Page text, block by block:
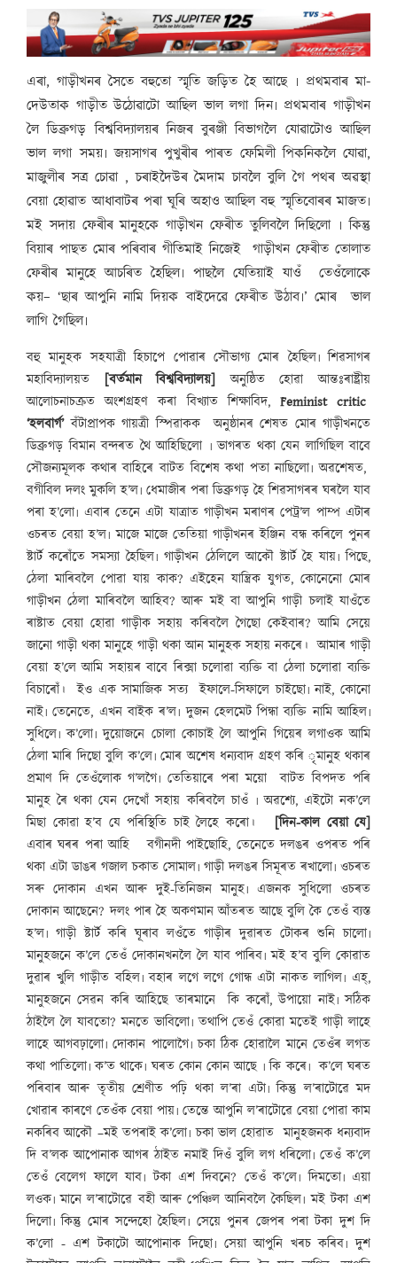
এৰা, গাড়ীখনৰ সৈতে বহুতো স্মৃতি জড়িত হৈ আছে ৷ প্ৰথমবাৰ মা-
দেউতাক গাড়ীত উঠোৱাটো আছিল ভাল লগা দিন৷ প্ৰথমবাৰ গাড়ীখন
লৈ ডিব্ৰুগড় বিশ্ববিদ্যালয়ৰ নিজৰ বুৰঞ্জী বিভাগলৈ যোৱাটোও আছিল
ভাল লগা সময়৷ জয়সাগৰ পুখুৰীৰ পাৰত ফেমিলী পিকনিকলৈ যোৱা,
মাজুলীৰ সত্ৰ চোৱা , চৰাইদৈউৰ মৈদাম চাবলৈ বুলি গৈ পথৰ অৱস্থা
বেয়া হোৱাত আধাবাটৰ পৰা ঘূৰি অহাও আছিল বহু স্মৃতিবোৰৰ মাজত৷
মই সদায় ফেৰীৰ মানুহকে গাড়ীখন ফেৰীত তুলিবলৈ দিছিলো ৷ কিন্তু
বিয়াৰ পাছত মোৰ পৰিবাৰ গীতিমাই নিজেই গাড়ীখন ফেৰীত তোলাত
ফেৰীৰ মানুহে আচৰিত হৈছিল৷ পাছলৈ যেতিয়াই যাওঁ তেওঁলোকে
কয়– ‘ছাৰ আপুনি নামি দিয়ক বাইদেৱে ফেৰীত উঠাব৷’ মোৰ ভাল
লাগি গৈছিল৷
বহু মানুহক সহযাত্ৰী হিচাপে পোৱাৰ সৌভাগ্য মোৰ হৈছিল৷ শিৱসাগৰ
মহাবিদ্যালয়ত
[বৰ্তমান বিশ্ববিদ্যালয়]
অনুষ্ঠিত হোৱা আন্তঃৰাষ্ট্ৰীয়
আলোচনাচক্ৰত অংশগ্ৰহণ কৰা বিখ্যাত শিক্ষাবিদ, Feminist critic
‘হলবাৰ্গ’বঁটাপ্ৰাপক গায়ত্ৰী স্পিৱাকক অনুষ্ঠানৰ শেষত মোৰ গাড়ীখনতে
ডিব্ৰুগড় বিমান বন্দৰত থৈ আহিছিলো ৷ ভাগৰত থকা যেন লাগিছিল বাবে
সৌজন্যমূলক কথাৰ বাহিৰে বাটত বিশেষ কথা পতা নাছিলো৷ অৱশেষত,
বগীবিল দলং মুকলি হ’ল৷ ধেমাজীৰ পৰা ডিব্ৰুগড় হৈ শিৱসাগৰৰ ঘৰলৈ যাব
পৰা হ’লো৷ এবাৰ তেনে এটা যাত্ৰাত গাড়ীখন মৰাণৰ পেট্ৰ’ল পাম্প এটাৰ
ওচৰত বেয়া হ’ল৷ মাজে মাজে তেতিয়া গাড়ীখনৰ ইঞ্জিন বন্ধ কৰিলে পুনৰ
ষ্টাৰ্ট কৰোঁতে সমস্যা হৈছিল৷ গাড়ীখন ঠেলিলে আকৌ ষ্টাৰ্ট হৈ যায়৷ পিছে,
ঠেলা মাৰিবলৈ পোৱা যায় কাক? এইহেন যান্ত্ৰিক যুগত, কোনেনো মোৰ
গাড়ীখন ঠেলা মাৰিবলৈ আহিব? আৰু মই বা আপুনি গাড়ী চলাই যাওঁতে
ৰাষ্টাত বেয়া হোৱা গাড়ীক সহায় কৰিবলৈ গৈছো কেইবাৰ? আমি সেয়ে
জানো গাড়ী থকা মানুহে গাড়ী থকা আন মানুহক সহায় নকৰে। আমাৰ গাড়ী
বেয়া হ’লে আমি সহায়ৰ বাবে ৰিক্সা চলোৱা ব্যক্তি বা ঠেলা চলোৱা ব্যক্তি
বিচাৰোঁ। ইও এক সামাজিক সত্য ইফালে-সিফালে চাইছো৷ নাই, কোনো
নাই৷ তেনেতে, এখন বাইক ৰ’ল৷ দুজন হেলমেট পিন্ধা ব্যক্তি নামি আহিল৷
সুধিলে৷ ক’লো৷ দুয়োজনে চোলা কোচাই লৈ আপুনি গিয়েৰ লগাওক আমি
ঠেলা মাৰি দিছো বুলি ক’লে৷ মোৰ অশেষ ধন্যবাদ গ্ৰহণ কৰি ৃমানুহ থকাৰ
প্ৰমাণ দি তেওঁলোক গ’লগৈ৷ তেতিয়াৰে পৰা ময়ো বাটত বিপদত পৰি
মানুহ ৰৈ থকা যেন দেখোঁ সহায় কৰিবলৈ চাওঁ ৷ অৱশ্যে, এইটো নক’লে
মিছা কোৱা হ’ব যে পৰিস্থিতি চাই লৈহে কৰো। [দিন-কাল বেয়া যে]
এবাৰ ঘৰৰ পৰা আহি বগীনদী পাইছোহি, তেনেতে দলঙৰ ওপৰত পৰি
থকা এটা ডাঙৰ গজাল চকাত সোমাল৷ গাড়ী দলঙৰ সিমূৰত ৰখালো৷ ওচৰত
সৰু দোকান এখন আৰু দুই-তিনিজন মানুহ৷ এজনক সুধিলো ওচৰত
দোকান আছেনে? দলং পাৰ হৈ অকণমান আঁতৰত আছে বুলি কৈ তেওঁ ব্যস্ত
হ’ল৷ গাড়ী ষ্টাৰ্ট কৰি ঘূৰাব লওঁতে গাড়ীৰ দুৱাৰত টোকৰ শুনি চালো৷
মানুহজনে ক’লে তেওঁ দোকানখনলৈ লৈ যাব পাৰিব৷ মই হ’ব বুলি কোৱাত
দুৱাৰ খুলি গাড়ীত বহিল৷ বহাৰ লগে লগে গোন্ধ এটা নাকত লাগিল৷ এহ্‌,
মানুহজনে সেৱন কৰি আহিছে তাৰমানে কি কৰোঁ, উপায়ো নাই৷ সঠিক
ঠাইলৈ লৈ যাবতো? মনতে ভাবিলো৷ তথাপি তেওঁ কোৱা মতেই গাড়ী লাহে
লাহে আগবঢ়ালো৷ দোকান পালোগৈ৷ চকা ঠিক হোৱালৈ মানে তেওঁৰ লগত
কথা পাতিলো৷ ক’ত থাকে৷ ঘৰত কোন কোন আছে ৷ কি কৰে৷ ক’লে ঘৰত
পৰিবাৰ আৰু তৃতীয় শ্ৰেণীত পঢ়ি থকা ল’ৰা এটা৷ কিন্তু ল’ৰাটোৱে মদ
খোৱাৰ কাৰণে তেওঁক বেয়া পায়৷ তেন্তে আপুনি ল’ৰাটোৱে বেয়া পোৱা কাম
নকৰিব আকৌ –মই তপৰাই ক’লো৷ চকা ভাল হোৱাত মানুহজনক ধন্যবাদ
দি ব’লক আপোনাক আগৰ ঠাইত নমাই দিওঁ বুলি লগ ধৰিলো৷ তেওঁ ক’লে
তেওঁ বেলেগ ফালে যাব৷ টকা এশ দিবনে? তেওঁ ক’লে৷ দিমতো৷ এয়া
লওক৷ মানে ল’ৰাটোৱে বহী আৰু পেঞ্চিল আনিবলৈ কৈছিল৷ মই টকা এশ
দিলো৷ কিন্তু মোৰ সন্দেহো হৈছিল৷ সেয়ে পুনৰ জেপৰ পৰা টকা দুশ দি
ক’লো - এশ টকাটো আপোনাক দিছো৷ সেয়া আপুনি খৰচ কৰিব৷ দুশ